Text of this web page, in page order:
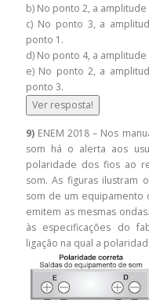
b) No ponto 2, a
c) No ponto 3, a
ponto 1.
d) No ponto 4, a
e) No ponto 2, a
ponto 3.
Ver resposta!
9) ENEM 2018 – Nos
som há o alerta aos
polaridade dos fios ao
som. As figuras ilustram
som de um equipamento
emitem as mesmas
às especificações do
ligação na qual a